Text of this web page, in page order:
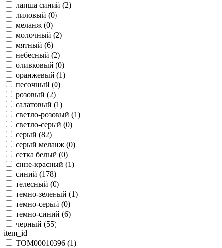
лапша синий (2)
лиловый (0)
меланж (0)
молочный (2)
мятный (6)
небесный (2)
оливковый (0)
оранжевый (1)
песочный (0)
розовый (2)
салатовый (1)
светло-розовый (1)
светло-серый (0)
серый (82)
серый меланж (0)
сетка белый (0)
сине-красный (1)
синий (178)
телесный (0)
темно-зеленый (1)
темно-серый (0)
темно-синий (6)
черный (55)
item_id
TOM00010396 (1)